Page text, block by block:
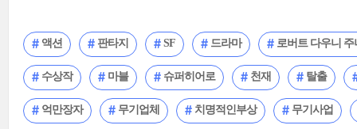
액션 판타지 SF 드라마 로버트 다우니 주
수상작 마블 슈퍼히어로 천재 탈출
억만장자 무기업체 치명적인부상 무기사업